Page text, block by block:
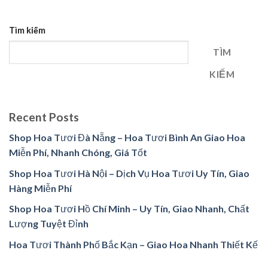
Tìm kiếm
TÌM
KIẾM
Recent Posts
Shop Hoa Tươi Đà Nẵng – Hoa Tươi Bình An Giao Hoa
Miễn Phí, Nhanh Chóng, Giá Tốt
Shop Hoa Tươi Hà Nội – Dịch Vụ Hoa Tươi Uy Tín, Giao
Hàng Miễn Phí
Shop Hoa Tươi Hồ Chí Minh – Uy Tín, Giao Nhanh, Chất
Lượng Tuyệt Đỉnh
Hoa Tươi Thành Phố Bắc Kạn – Giao Hoa Nhanh Thiết Kế